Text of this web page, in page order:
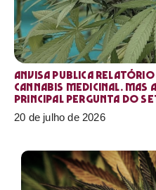
Anvisa publica
Cannabis medicinal.
principal pergunta do
20 de julho de 2026